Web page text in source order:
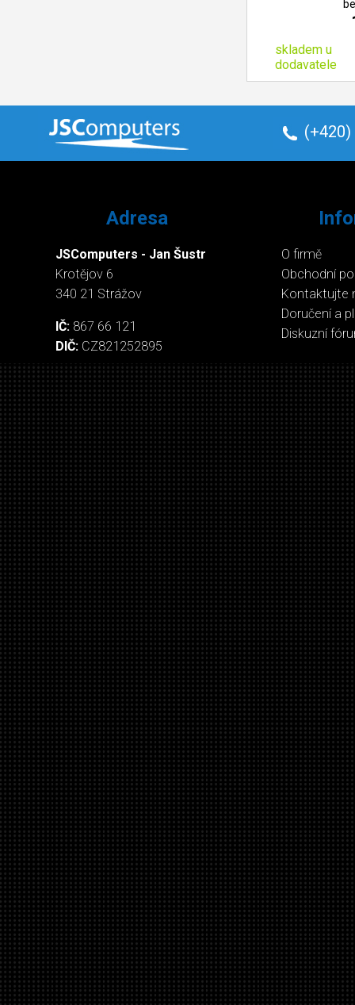
skladem u
dodavatele
(+420)
Adresa
JSComputers - Jan Šustr
Krotějov 6
340 21 Strážov
IČ: 867 66 121
DIČ: CZ821252895
O firmě
Obchodní
Kontaktujte
Doručení a
Diskuzní